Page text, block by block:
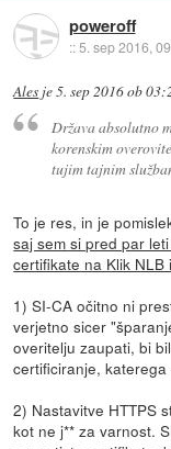
poweroff
::5. sep 2016,
Ales je5. sep 2016 ob
Država absolutno
korenskim
tujim tajnim
To je res, in je
saj sem si pred par
certifikate na Klik
1) SI-CA očitno ni
verjetno sicer
overitelju zaupati, bi
certificiranje,
2) Nastavitve HTTPS
kot ne j** za varnost.